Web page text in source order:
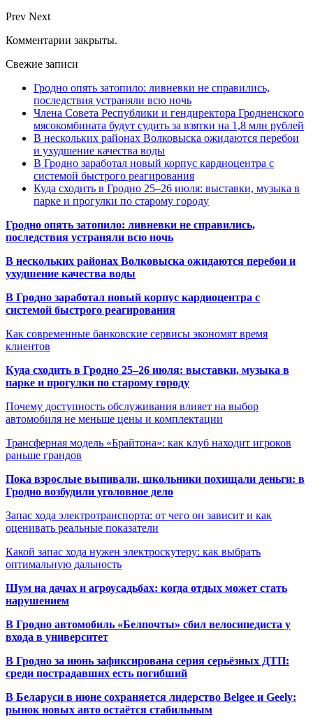
Prev Next
Комментарии закрыты.
Свежие записи
Гродно опять затопило: ливневки не справились,
последствия устраняли всю ночь
Члена Совета Республики и гендиректора Гродненского
мясокомбината будут судить за взятки на 1,8 млн рублей
В нескольких районах Волковыска ожидаются перебои
и ухудшение качества воды
В Гродно заработал новый корпус кардиоцентра с
системой быстрого реагирования
Куда сходить в Гродно 25–26 июля: выставки, музыка в
парке и прогулки по старому городу
Гродно опять затопило: ливневки не справились,
последствия устраняли всю ночь
В нескольких районах Волковыска ожидаются перебои и
ухудшение качества воды
В Гродно заработал новый корпус кардиоцентра с
системой быстрого реагирования
Как современные банковские сервисы экономят время
клиентов
Куда сходить в Гродно 25–26 июля: выставки, музыка в
парке и прогулки по старому городу
Почему доступность обслуживания влияет на выбор
автомобиля не меньше цены и комплектации
Трансферная модель «Брайтона»: как клуб находит игроков
раньше грандов
Пока взрослые выпивали, школьники похищали деньги: в
Гродно возбудили уголовное дело
Запас хода электротранспорта: от чего он зависит и как
оценивать реальные показатели
Какой запас хода нужен электроскутеру: как выбрать
оптимальную дальность
Шум на дачах и агроусадьбах: когда отдых может стать
нарушением
В Гродно автомобиль «Белпочты» сбил велосипедиста у
входа в университет
В Гродно за июнь зафиксирована серия серьёзных ДТП:
среди пострадавших есть погибший
В Беларуси в июне сохраняется лидерство Belgee и Geely:
рынок новых авто остаётся стабильным